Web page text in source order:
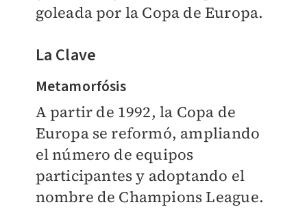
goleada por la Copa de Europa.
La Clave
Metamorfósis
A partir de 1992, la Copa de
Europa se reformó, ampliando
el número de equipos
participantes y adoptando el
nombre de Champions League.